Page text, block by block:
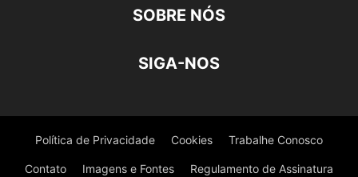
SOBRE NÓS
SIGA-NOS
Política de Privacidade Cookies Trabalhe Conosco
Contato Imagens e Fontes Regulamento de Assinatura